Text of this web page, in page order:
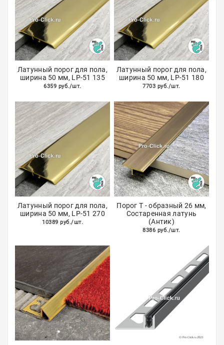
Крепёж и крепления
Садовая мебель
Оплата
Доставка
Самовывоз
Контакты
Акции
Латунный порог для пола,
ширина 50 мм, LP-51 135
6359 руб./шт.
Латунный порог для пола,
ширина 50 мм, LP-51 180
7703 руб./шт.
Латунный порог для пола,
ширина 50 мм, LP-51 270
10389 руб./шт.
Порог Т - образный 26 мм,
Состаренная латунь
(Антик)
8386 руб./шт.